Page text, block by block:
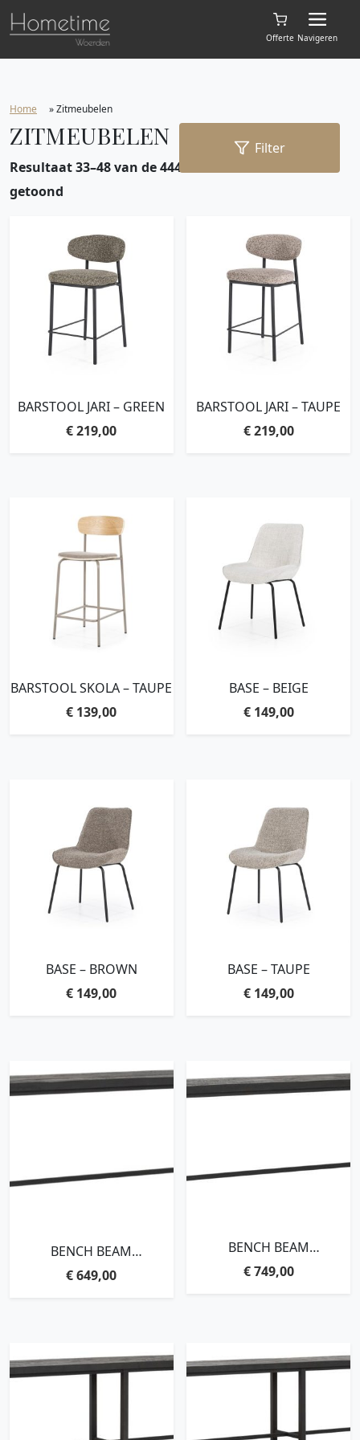
Offerte Navigeren
Home »Zitmeubelen
ZITMEUBELEN
Filter
Resultaat 33–48 van de 444 resultaten wordt
getoond
BARSTOOL JARI – GREEN
€219,00
BARSTOOL JARI – TAUPE
€219,00
BARSTOOL SKOLA – TAUPE
€ 139,00
BASE – BEIGE
€149,00
BASE – BROWN
€ 149,00
BASE – TAUPE
€149,00
BENCH BEAM
BLACK,47X165X35 CM, 3
CM RECYCLED TEAKWOOD
€649,00
BENCH BEAM
BLACK,47X190X35 CM, 3
CM RECYCLED TEAKWOOD
€749,00